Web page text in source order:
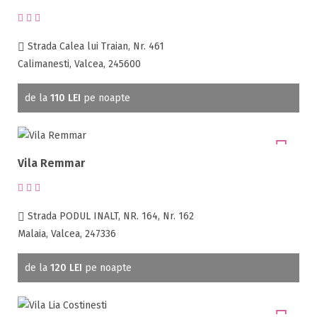
Sibiu ( 38 )
Suceava ( 37 )
Timis ( 4 )
Tulcea ( 3 )
Valcea ( 49 )
Vrancea ( 12 )
Demipensiune
Accepta animale
Acces bucatarie
Acces persoane cu dizabilități
ATV
Beauty center
Biliard
Cablu tv
Cazino
Ciubar
Crama
Cutie de valori
Strada Calea lui Traian, Nr. 461
Calimanesti, Valcea, 245600
de la 110 LEI pe noapte
Vila Remmar
Strada PODUL INALT, NR. 164, Nr. 162
Malaia, Valcea, 247336
de la 120 LEI pe noapte